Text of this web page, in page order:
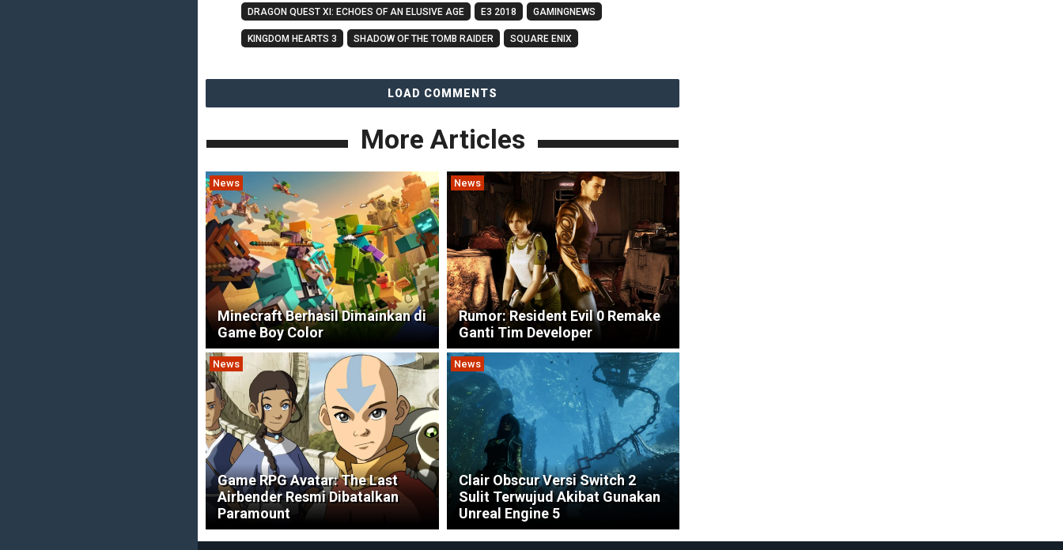
DRAGON QUEST XI: ECHOES OF AN ELUSIVE AGE E3 2018 GAMINGNEWS
KINGDOM HEARTS 3 SHADOW OF THE TOMB RAIDER SQUARE ENIX
LOAD COMMENTS
More Articles
News
Minecraft Berhasil Dimainkan di
Game Boy Color
News
Rumor: Resident Evil 0 Remake
Ganti Tim Developer
News
Game RPG Avatar: The Last
Airbender Resmi Dibatalkan
Paramount
News
Clair Obscur Versi Switch 2
Sulit Terwujud Akibat Gunakan
Unreal Engine 5